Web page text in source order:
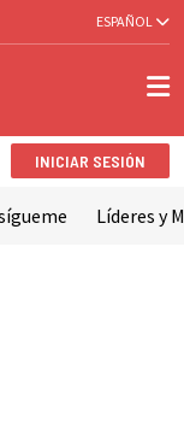
ESPAÑOL
INICIAR SESIÓN
Líderes y